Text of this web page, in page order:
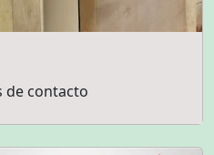
de contacto